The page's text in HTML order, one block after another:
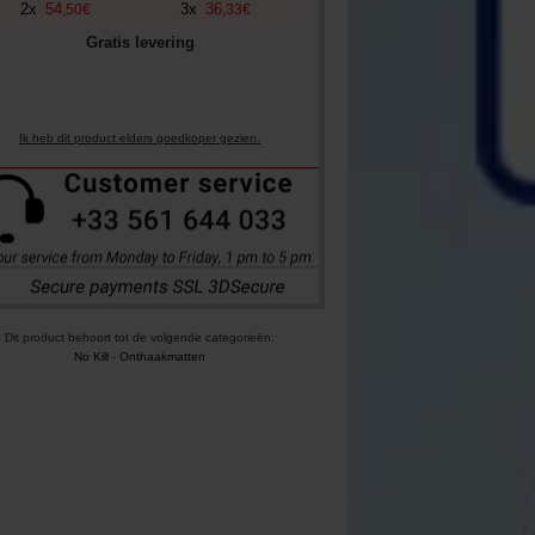
2x 54 50€ 3x 36, 33€
Gratis levering
Ik heb dit product elders goedkoper gezien.
Dit product behoort tot de volgende categorieën:
No Kill
-Onthaakmatten